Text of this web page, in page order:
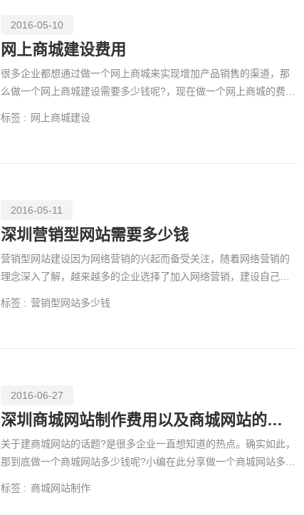
2016-05-10
网上商城建设费用
很多企业都想通过做一个网上商城来实现增加产品销售的渠道，那
么做一个网上商城建设需要多少钱呢?，现在做一个网上商城的费用
标签 : 网上商城建设
2016-05-11
深圳营销型网站需要多少钱
营销型网站建设因为网络营销的兴起而备受关注，随着网络营销的
理念深入了解，越来越多的企业选择了加入网络营销，建设自己企
标签 : 营销型网站多少钱
2016-06-27
深圳商城网站制作费用以及商城网站的优化推广问题
关于建商城网站的话题?是很多企业一直想知道的热点。确实如此，
那到底做一个商城网站多少钱呢?小编在此分享做一个商城网站多少
标签 : 商城网站制作